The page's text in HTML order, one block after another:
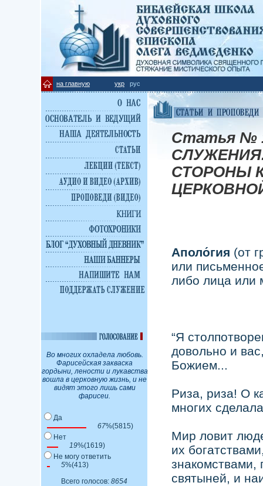
на главную укр рус
Во многих охладела любовь.
Фарисейская закваска
гордыни, лености и лукавства
вошла в церковную жизнь, и не
видят этого лишь сами
фарисеи.
Да
67%(5815)
Нет
19%(1619)
Не могу ответить
5%(413)
Всего голосов: 8654
Статья №
СТОРОНЫ
Аполо́гия (от
или
либо лица или
“Я
довольно и
Божием...
Риза, риза! О
многих
Мир ловит
их
знакомствами,
святыней, и